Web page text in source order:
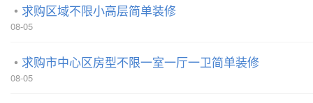
求购区域不限小高层简单装修
08-05
求购市中心区房型不限一室一厅一卫简单装修
08-05